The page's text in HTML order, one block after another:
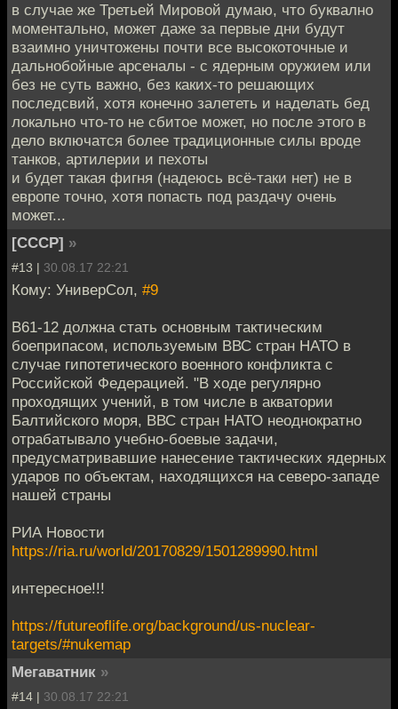
в случае же Третьей Мировой думаю, что буквално
моментально, может даже за первые дни будут
взаимно уничтожены почти все высокоточные и
дальнобойные арсеналы - с ядерным оружием или
без не суть важно, без каких-то решающих
последсвий, хотя конечно залететь и наделать бед
локально что-то не сбитое может, но после этого в
дело включатся более традиционные силы вроде
танков, артилерии и пехоты
и будет такая фигня (надеюсь всё-таки нет) не в
европе точно, хотя попасть под раздачу очень
может...
[СССР] »
#13 | 30.08.17 22:21
Кому: УниверСол, #9
B61-12 должна стать основным тактическим
боеприпасом, используемым ВВС стран НАТО в
случае гипотетического военного конфликта с
Российской Федерацией. "В ходе регулярно
проходящих учений, в том числе в акватории
Балтийского моря, ВВС стран НАТО неоднократно
отрабатывало учебно-боевые задачи,
предусматривавшие нанесение тактических ядерных
ударов по объектам, находящихся на северо-западе
нашей страны
РИА Новости
https://ria.ru/world/20170829/1501289990.html
интересное!!!
https://futureoflife.org/background/us-nuclear-
targets/#nukemap
Мегаватник »
#14 | 30.08.17 22:21